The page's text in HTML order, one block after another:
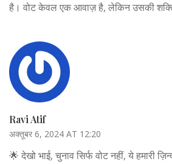
है। वोट केवल एक आवाज़ है, लेकिन उसकी
Ravi Atif
अक्तूबर 6, 2024 AT 12:20
🌟 देखो भाई, चुनाव सिर्फ वोट नहीं, ये हमारी